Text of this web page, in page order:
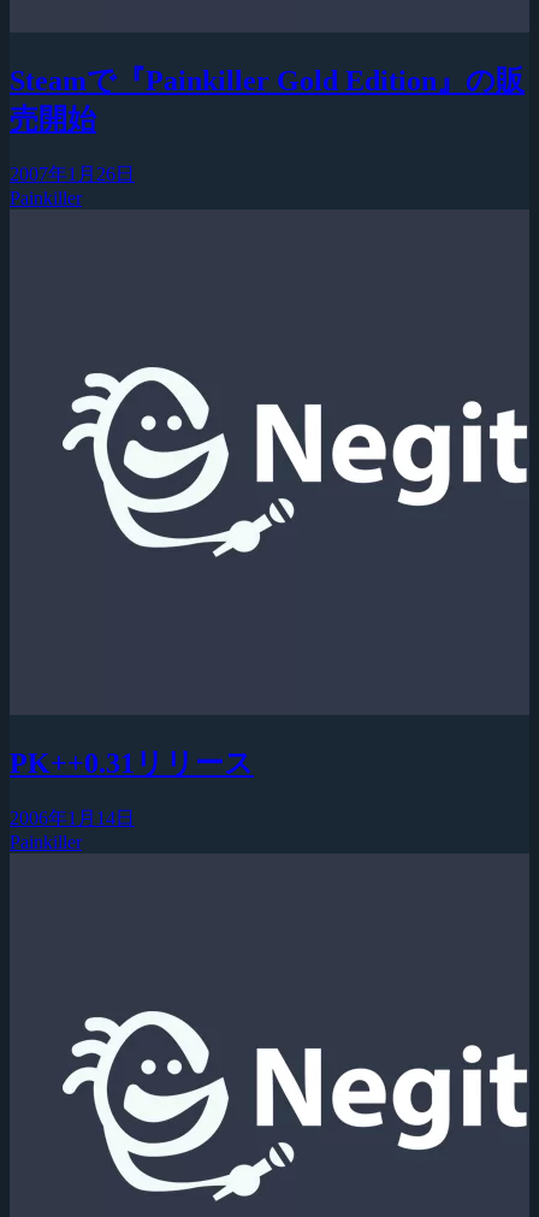
Steamで『Painkiller Gold Edition』の販
売開始
2007年1月26日
Painkiller
PK++0.31リリース
2006年1月14日
Painkiller